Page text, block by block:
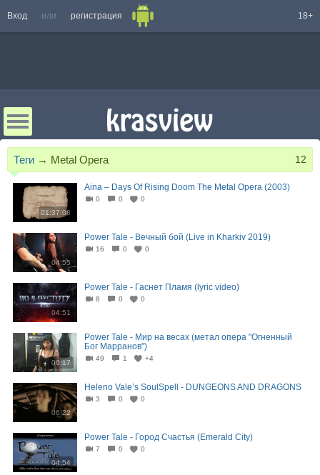
Вход или регистрация 18+
Теги → Metal Opera 12
01:37:08
Aina – Days Of Rising Doom The Metal Opera (2003)
0 0 0
04:55
Power Tale - Вечный бой (Live in Kharkiv 2019)
16 0 0
04:51
Power Tale - Гаснет Пламя (lyric video)
8 0 0
06:17
Power Tale - Мир на весах (метал опера "Огненный
Бог Марранов")
49 1 +4
06:22
Heleno Vale’s SoulSpell - DUNGEONS AND DRAGONS
3 0 0
04:54
Power Tale - Город Счастья (Emerald City)
7 0 0